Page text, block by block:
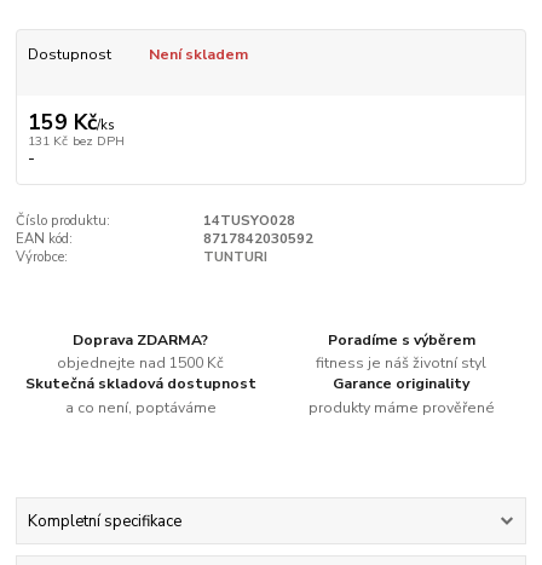
Dostupnost Není skladem
159 Kč/ks
131 Kč bez DPH
-
Číslo produktu:
14TUSYO028
EAN kód:
8717842030592
Výrobce:
TUNTURI
Doprava ZDARMA?
objednejte nad 1500 Kč
Poradíme s výběrem
fitness je náš životní styl
Skutečná skladová dostupnost
a co není, poptáváme
Garance originality
produkty máme prověřené
Kompletní specifikace